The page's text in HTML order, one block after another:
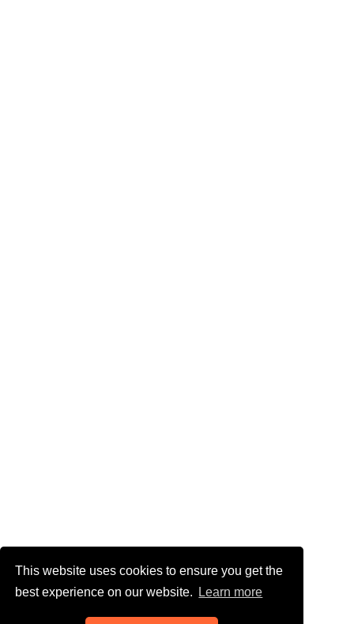
This website uses cookies to ensure you get the
best experience on our website.
Learn more